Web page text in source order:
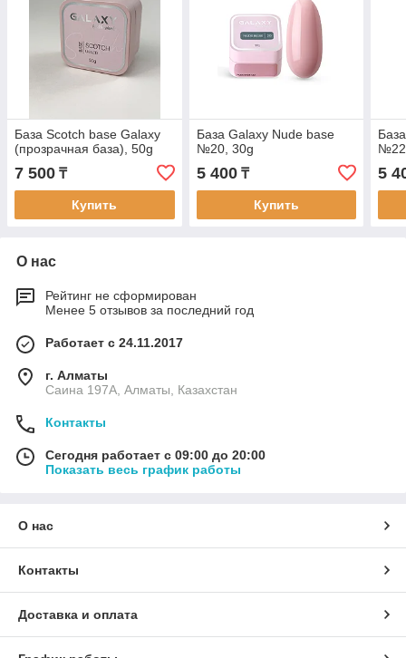
База Scotch base Galaxy
(прозрачная база), 50g
7 500 ₸
Купить
База Galaxy Nude base
№20, 30g
5 400₸
Купить
5
О нас
Рейтинг не сформирован
Менее 5 отзывов за последний год
Работает с 24.11.2017
г. Алматы
Саина 197А, Алматы, Казахстан
Контакты
Сегодня работает с 09:00 до 20:00
Показать весь график работы
О нас
Контакты
Доставка и оплата